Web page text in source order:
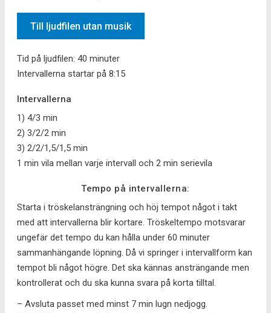
Till ljudfilen utan musik
Tid på ljudfilen: 40 minuter
Intervallerna startar på 8:15
Intervallerna
1) 4/3 min
2) 3/2/2 min
3) 2/2/1,5/1,5 min
1 min vila mellan varje intervall och 2 min serievila
Tempo på intervallerna:
Starta i tröskelansträngning och höj tempot något i takt
med att intervallerna blir kortare. Tröskeltempo motsvarar
ungefär det tempo du kan hålla under 60 minuter
sammanhängande löpning. Då vi springer i intervallform kan
tempot bli något högre. Det ska kännas ansträngande men
kontrollerat och du ska kunna svara på korta tilltal.
– Avsluta passet med minst 7 min lugn nedjogg.